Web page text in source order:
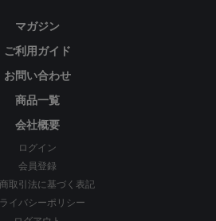
良く、ショート丈やロング丈、どんな
。
マガジン
ご利用ガイド
お問い合わせ
商品一覧
会社概要
ログイン
会員登録
取引法に基づく表記
イバシーポリシー